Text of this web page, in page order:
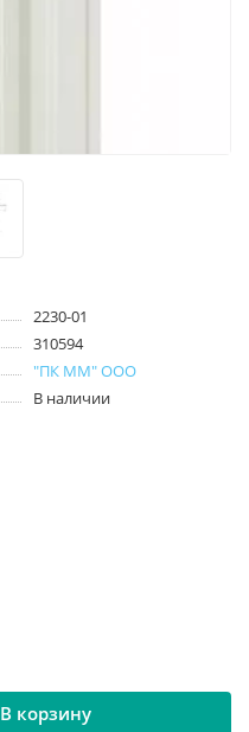
2230-01
310594
"ПК ММ" ООО
В наличии
В корзину